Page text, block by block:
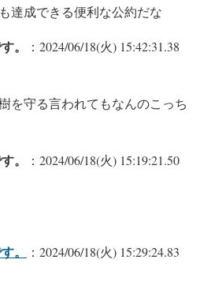
達成できる便利な公約だな
。
：2024/06/18(火) 15:42:31.38
を守る言われてもなんのこっち
。
：2024/06/18(火) 15:19:21.50
。
：2024/06/18(火) 15:29:24.83